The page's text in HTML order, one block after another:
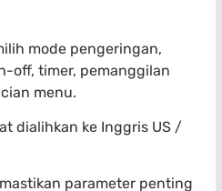
mode pengeringan,
off, timer, pemanggilan
menu.
dialihkan ke Inggris US /
parameter penting